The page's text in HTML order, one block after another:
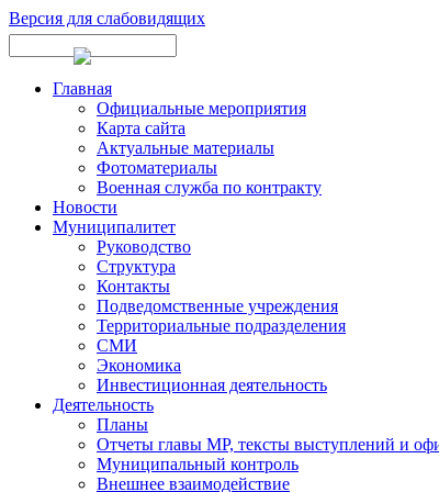
Версия для слабовидящих
Главная
Официальные мероприятия
Карта сайта
Актуальные материалы
Фотоматериалы
Военная служба по контракту
Новости
Муниципалитет
Руководство
Структура
Контакты
Подведомственные учреждения
Территориальные подразделения
СМИ
Экономика
Инвестиционная деятельность
Деятельность
Планы
Отчеты главы МР, тексты выступлений и
Муниципальный контроль
Внешнее взаимодействие